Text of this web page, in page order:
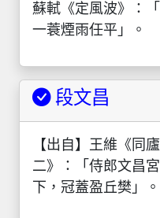
蘇軾《定風波》：
一蓑煙雨任平」。
段文昌
【出自】王維《同
二》：「侍郎文昌
下，冠蓋盈丘樊」。